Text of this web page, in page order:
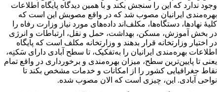
وجود ندارد که این را سنجش بکند و با همین دیدگاه پایگاه اطلاعات
بهره‌مندی ایرانیان مصوب شد که در واقع مصوبش این است که
کلیۀ نهادها، دستگاه‌ها، مکلف‌اند داده‌های مورد نیاز وزارت رفاه را
در بخش آموزش، مسکن، بهداشت، حمل و نقل، ارتباطات و انرژی
در اختیار وزارتخانه قرار بدهند و وزارتخانه مکلف است که پایگاه
اطلاعات بهره‌مندی ایرانیان را به‌تفکیک، تا سطح آبادی دارای سَکنِه،
یعنی تا پایین‌ترین سطح، میزان بهره‌مندی و برخورداری در واقع تمام
نقاط جغرافیایی کشور را از امکانات و خدمات مشخص بکند تا
نواحی آبادی. این، چیزی است که الان مصوب شده.